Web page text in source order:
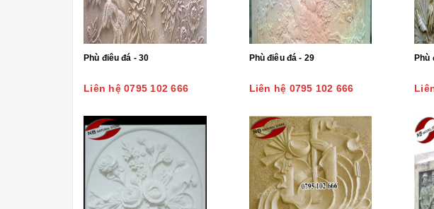
Phù điêu đá - 30
Liên hệ 0795 102 666
Phù điêu đá - 29
Liên hệ 0795 102 666
Phù